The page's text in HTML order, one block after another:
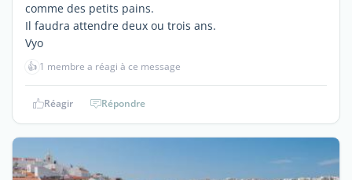
comme des petits pains.
Il faudra attendre deux ou trois ans.
Vyo
👍 1 membre a réagi à ce message
Réagir Répondre